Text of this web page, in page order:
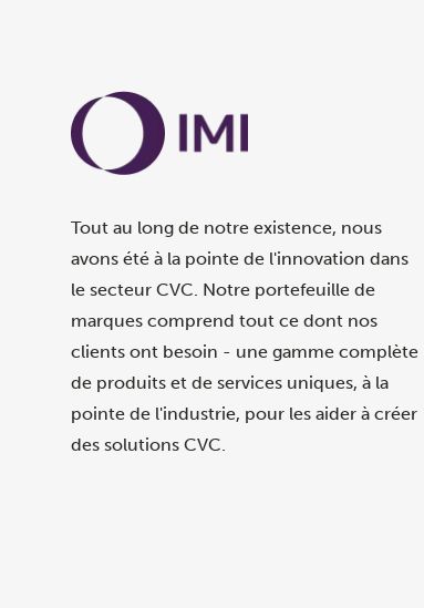
Tout au long de notre existence, nous
avons été à la pointe de l'innovation dans
le secteur CVC. Notre portefeuille de
marques comprend tout ce dont nos
clients ont besoin - une gamme complète
de produits et de services uniques, à la
pointe de l'industrie, pour les aider à créer
des solutions CVC.